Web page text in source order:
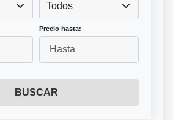
Todos
Precio hasta:
BUSCAR